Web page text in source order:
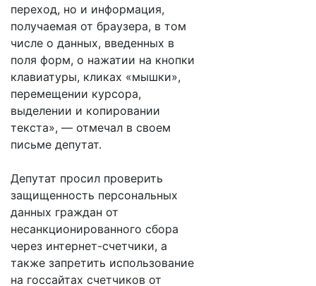
переход, но и информация,
получаемая от браузера, в том
числе о данных, введенных в
поля форм, о нажатии на кнопки
клавиатуры, кликах «мышки»,
перемещении курсора,
выделении и копировании
текста», — отмечал в своем
письме депутат.
Депутат просил проверить
защищенность персональных
данных граждан от
несанкционированного сбора
через интернет-счетчики, а
также запретить использование
на госсайтах счетчиков от